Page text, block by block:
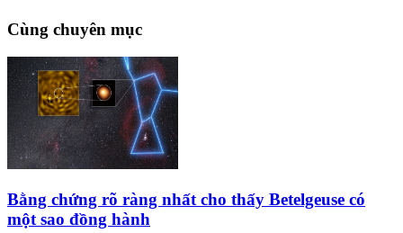
Cùng chuyên mục
Bằng chứng rõ ràng nhất cho thấy Betelgeuse có
một sao đồng hành